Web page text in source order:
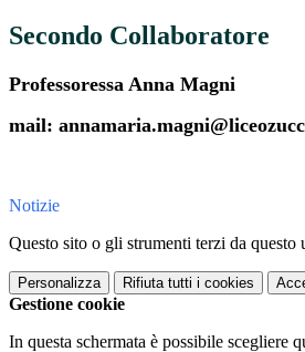
Secondo Collaboratore
Professoressa Anna Magni
mail:
Notizie
Questo sito o gli strumenti terzi da
Personalizza Rifiuta tutti i cookies
Gestione cookie
In questa schermata è possibile scegliere